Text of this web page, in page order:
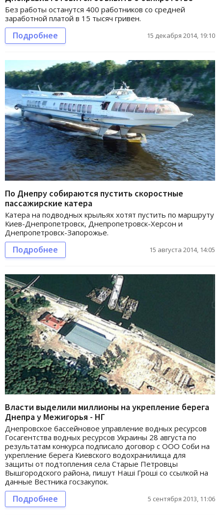
Без работы останутся 400 работников со средней
заработной платой в 15 тысяч гривен.
Подробнее 15 декабря 2014, 19:10
По Днепру собираются пустить скоростные
пассажирские катера
Катера на подводных крыльях хотят пустить по маршруту
Киев-Днепропетровск, Днепропетровск-Херсон и
Днепропетровск-Запорожье.
Подробнее 15 августа 2014, 14:05
Власти выделили миллионы на укрепление берега
Днепра у Межигорья - НГ
Днепровское бассейновое управление водных ресурсов
Госагентства водных ресурсов Украины 28 августа по
результатам конкурса подписало договор с ООО Соби на
укрепление берега Киевского водохранилища для
защиты от подтопления села Старые Петровцы
Вышгородского района, пишут Наші Гроші со ссылкой на
данные Вестника госзакупок.
Подробнее 5 сентября 2013, 11:06